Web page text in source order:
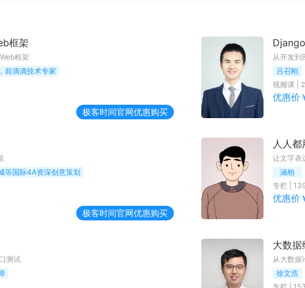
框架
框架
前滴滴技术专家
极客时间官网优惠购买
从开发到
吕召刚
视频课|
优惠价
等国际4A资深创意策划
极客时间官网优惠购买
人人
让文字表
涵柏
专栏
优惠价
测试
大数据
从大数据
徐文浩